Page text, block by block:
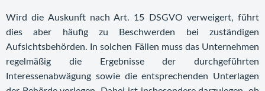
Wird die Auskunft nach Art. 15 DSGVO verweigert, führt
dies aber häufig zu Beschwerden bei zuständigen
Aufsichtsbehörden. In solchen Fällen muss das Unternehmen
regelmäßig die Ergebnisse der durchgeführten
Interessenabwägung sowie die entsprechenden Unterlagen